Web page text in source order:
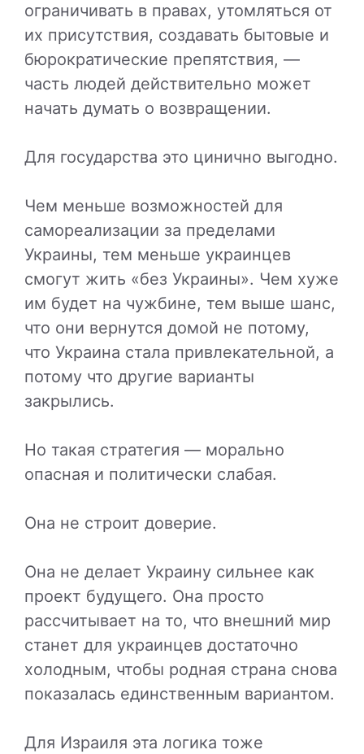
ограничивать в правах, утомляться от
их присутствия, создавать бытовые и
бюрократические препятствия, —
часть людей действительно может
начать думать о возвращении.
Для государства это цинично выгодно.
Чем меньше возможностей для
самореализации за пределами
Украины, тем меньше украинцев
смогут жить «без Украины». Чем хуже
им будет на чужбине, тем выше шанс,
что они вернутся домой не потому,
что Украина стала привлекательной, а
потому что другие варианты
закрылись.
Но такая стратегия — морально
опасная и политически слабая.
Она не строит доверие.
Она не делает Украину сильнее как
проект будущего. Она просто
рассчитывает на то, что внешний мир
станет для украинцев достаточно
холодным, чтобы родная страна снова
показалась единственным вариантом.
Для Израиля эта логика тоже